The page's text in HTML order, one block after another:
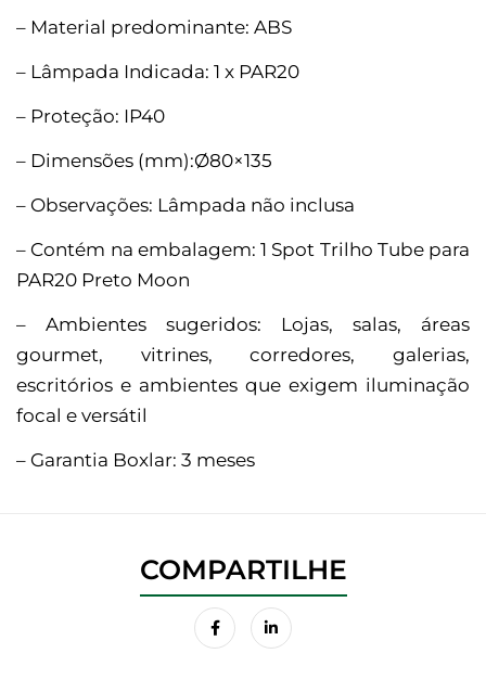
– Material predominante: ABS
– Lâmpada Indicada: 1 x PAR20
– Proteção: IP40
– Dimensões (mm):Ø80×135
– Observações: Lâmpada não inclusa
– Contém na embalagem: 1 Spot Trilho Tube para
PAR20 Preto Moon
– Ambientes sugeridos: Lojas, salas, áreas
gourmet, vitrines, corredores, galerias,
escritórios e ambientes que exigem iluminação
focal e versátil
– Garantia Boxlar: 3 meses